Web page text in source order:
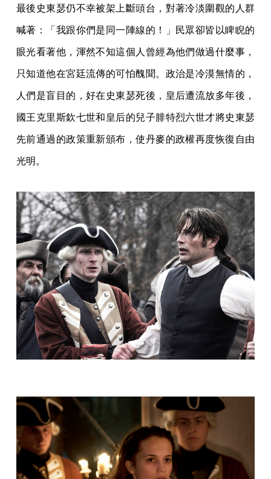
最後史東瑟仍不幸被架上斷頭台，對著冷淡圍觀的人群
喊著：「我跟你們是同一陣線的！」民眾卻皆以睥睨的
眼光看著他，渾然不知這個人曾經為他們做過什麼事，
只知道他在宮廷流傳的可怕醜聞。政治是冷漠無情的，
人們是盲目的，好在史東瑟死後，皇后遭流放多年後，
國王克里斯欽七世和皇后的兒子腓特烈六世才將史東瑟
先前通過的政策重新頒布，使丹麥的政權再度恢復自由
光明。